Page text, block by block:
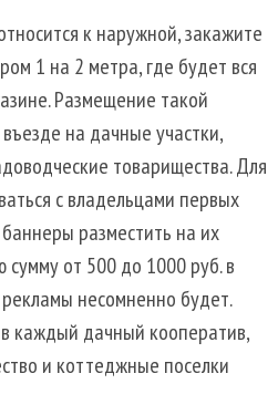
к наружной, закажите
1 на 2 метра, где будет вся
Размещение такой
на дачные участки,
товарищества. Для
с владельцами первых
разместить на их
от 500 до 1000 руб. в
несомненно будет.
каждый дачный кооператив,
и коттеджные поселки